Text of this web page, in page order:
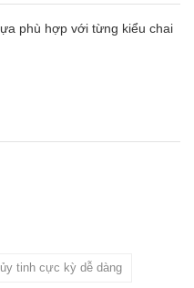
phù hợp với từng kiểu chai
tinh cực kỳ dễ dàng